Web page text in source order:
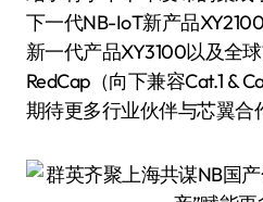
下一代NB-IoT新产品
新一代产品XY3100以及全
RedCap（向下兼容Cat.1 &
期待更多行业伙伴与芯翼合